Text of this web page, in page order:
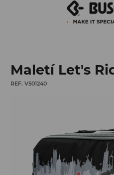
Maletí Let's
REF. V501240